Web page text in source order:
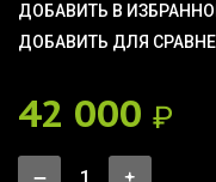
ДОБАВИТЬ В
ДОБАВИТЬ ДЛЯ
42 000 ₽